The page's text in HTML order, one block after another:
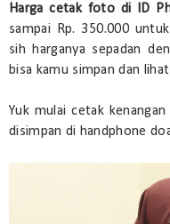
Harga cetak foto di ID
sampai Rp. 350.000
sih harganya sepadan
bisa kamu simpan dan
Yuk mulai cetak
disimpan di handphone